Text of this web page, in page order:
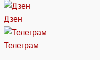
Дзен
Телеграм